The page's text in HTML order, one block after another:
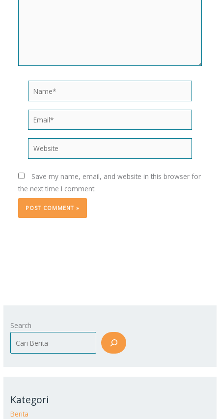
Website
Save my name, email, and website in this browser for
the next time I comment.
Search
Kategori
Berita